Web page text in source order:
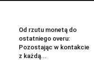
Od rzutu monetą do
ostatniego overu:
Pozostając w kontakcie
z każdą...